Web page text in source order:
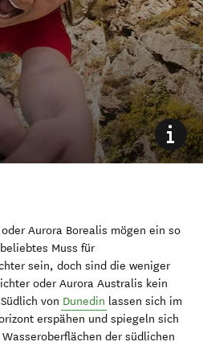
Aurora Borealis mögen ein so
Muss für
sein, doch sind die weniger
oder Aurora Australis kein
von Dunedin lassen sich im
erspähen und spiegeln sich
der südlichen